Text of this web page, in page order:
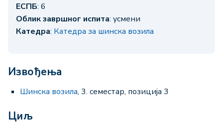
ЕСПБ: 6
Облик завршног испита: усмени
Катедра: Катедра за шинска возила
Извођења
Шинска возила, 3. семестар, позиција 3
Циљ